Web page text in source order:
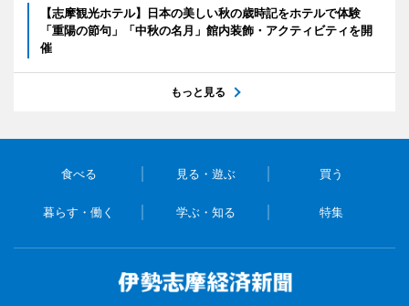
【志摩観光ホテル】日本の美しい秋の歳時記をホテルで体験
「重陽の節句」「中秋の名月」館内装飾・アクティビティを開
催
もっと見る
食べる 見る・遊ぶ 買う
暮らす・働く 学ぶ・知る 特集